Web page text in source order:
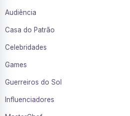
Audiência
Casa do Patrão
Celebridades
Games
Guerreiros do Sol
Influenciadores